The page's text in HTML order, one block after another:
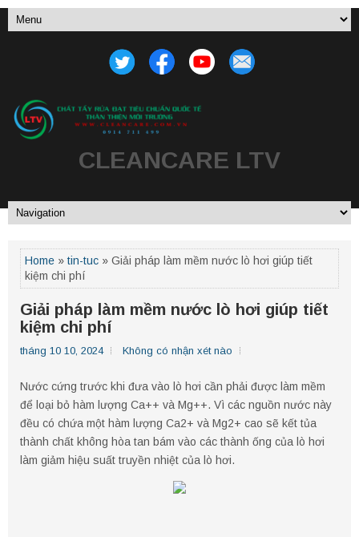
CLEANCARE LTV
Home » tin-tuc » Giải pháp làm mềm nước lò hơi giúp tiết
kiệm chi phí
Giải pháp làm mềm nước lò hơi giúp tiết
kiệm chi phí
tháng 10 10, 2024 Không có nhận xét nào
Nước cứng trước khi đưa vào lò hơi cần phải được làm mềm
để loại bỏ hàm lượng Ca++ và Mg++. Vì các nguồn nước này
đều có chứa một hàm lượng Ca2+ và Mg2+ cao sẽ kết tủa
thành chất không hòa tan bám vào các thành ống của lò hơi
làm giảm hiệu suất truyền nhiệt của lò hơi.